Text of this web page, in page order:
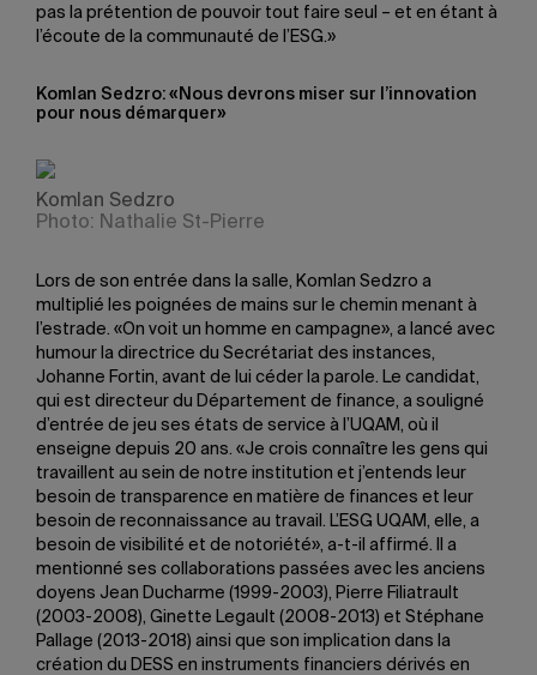
pas la prétention de pouvoir tout faire seul – et en étant à
l’écoute de la communauté de l’ESG.»
Komlan Sedzro: «Nous devrons miser sur l’innovation
pour nous démarquer»
Komlan Sedzro
Photo: Nathalie St-Pierre
Lors de son entrée dans la salle, Komlan Sedzro a
multiplié les poignées de mains sur le chemin menant à
l’estrade. «On voit un homme en campagne», a lancé avec
humour la directrice du Secrétariat des instances,
Johanne Fortin, avant de lui céder la parole. Le candidat,
qui est directeur du Département de finance, a souligné
d’entrée de jeu ses états de service à l’UQAM, où il
enseigne depuis 20 ans. «Je crois connaître les gens qui
travaillent au sein de notre institution et j’entends leur
besoin de transparence en matière de finances et leur
besoin de reconnaissance au travail. L’ESG UQAM, elle, a
besoin de visibilité et de notoriété», a-t-il affirmé. Il a
mentionné ses collaborations passées avec les anciens
doyens Jean Ducharme (1999-2003), Pierre Filiatrault
(2003-2008), Ginette Legault (2008-2013) et Stéphane
Pallage (2013-2018) ainsi que son implication dans la
création du DESS en instruments financiers dérivés en